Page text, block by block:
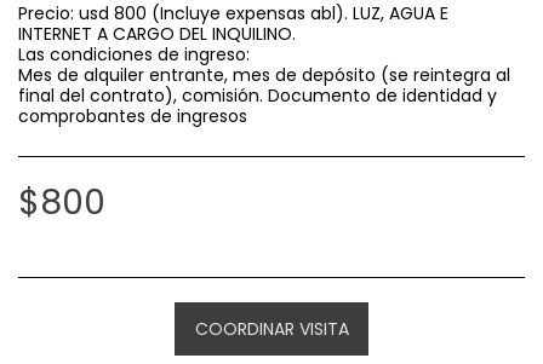
Precio: usd 800 (Incluye expensas abl). LUZ, AGUA E
INTERNET A CARGO DEL INQUILINO.
Las condiciones de ingreso:
Mes de alquiler entrante, mes de depósito (se reintegra al
final del contrato), comisión. Documento de identidad y
comprobantes de ingresos
$800
COORDINAR VISITA